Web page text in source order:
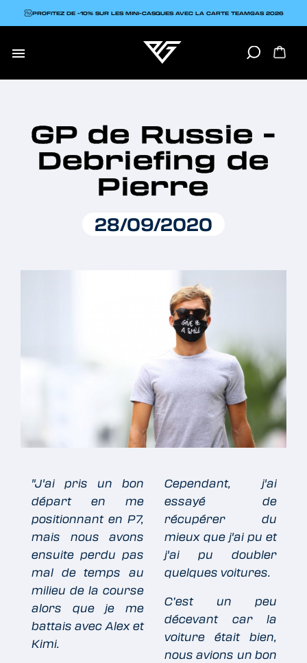

PROFITEZ DE -10% SUR LES MINI-CASQUES AVEC LA CARTE TEAMGAS 2026
GP de Russie -
Debriefing de
Pierre
28/09/2020
"J'ai pris un bon
départ en me
positionnant en P7,
mais nous avons
ensuite perdu pas
mal de temps au
milieu de la course
alors que je me
battais avec Alex et
Kimi.
Cependant, j'ai
essayé de
récupérer du
mieux que j'ai pu et
j'ai pu doubler
quelques voitures.
C’est un peu
décevant car la
voiture était bien,
nous avions un bon